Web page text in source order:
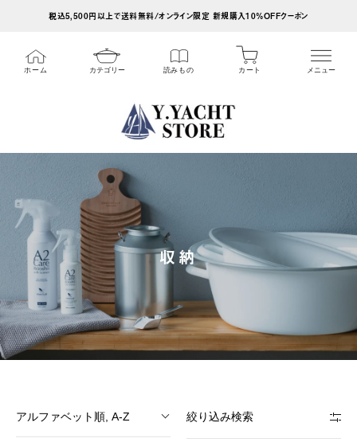
動
す
る
税込5,500円以上で送料無料/オンライン限定 新規購入10%OFFクーポン
ホーム カテゴリー 読みもの カート メニュー
収納
アルファベット順, A-Z 絞り込み検索